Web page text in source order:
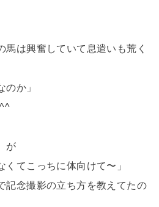
馬は興奮していて息遣いも荒く
のか」
が
くてこっちに体向けて〜」
記念撮影の立ち方を教えてたの